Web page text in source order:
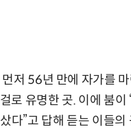
저 56년 만에 자가를
로 유명한 곳. 이에 붐이
다”고 답해 듣는 이들의